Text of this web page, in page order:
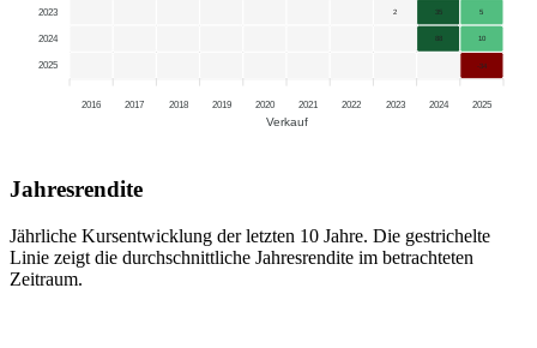
2023
2024
2025
2 35 5
10
-34
2016 2017 2018 2019 2020 2021 2022 2023 2024 2025
Verkauf
Jahresrendite
Jährliche Kursentwicklung der letzten 10 Jahre. Die gestrichelte
Linie zeigt die durchschnittliche Jahresrendite im betrachteten
Zeitraum.